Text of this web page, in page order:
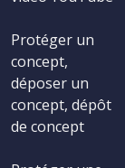
Protéger un
concept,
déposer un
concept, dépôt
de concept